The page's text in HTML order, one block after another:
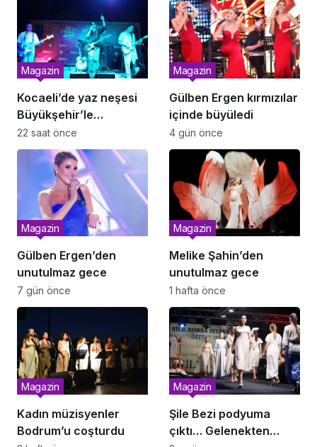
Kocaeli’de yaz neşesi
Büyükşehir’le
renkleniyor
Magazin
22 saat önce
Gülben Ergen kırmızılar
içinde büyüledi
Magazin
4 gün önce
Gülben Ergen’den
unutulmaz gece
Magazin
7 gün önce
Melike Şahin’den
unutulmaz gece
Magazin
1 hafta önce
Kadın müzisyenler
Bodrum’u coşturdu
Magazin
Şile Bezi podyuma
çıktı… Gelenekten
Magazin